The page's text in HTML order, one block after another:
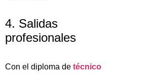
4. Salidas
profesionales
Con el diploma de técnico